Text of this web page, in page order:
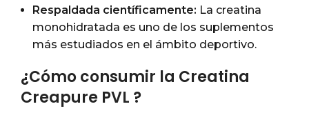
Respaldada científicamente: La creatina
monohidratada es uno de los suplementos
más estudiados en el ámbito deportivo.
¿Cómo consumir la Creatina
Creapure PVL ?